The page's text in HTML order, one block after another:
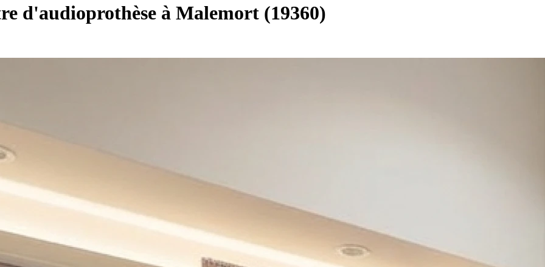
d'audioprothèse à Malemort (19360)